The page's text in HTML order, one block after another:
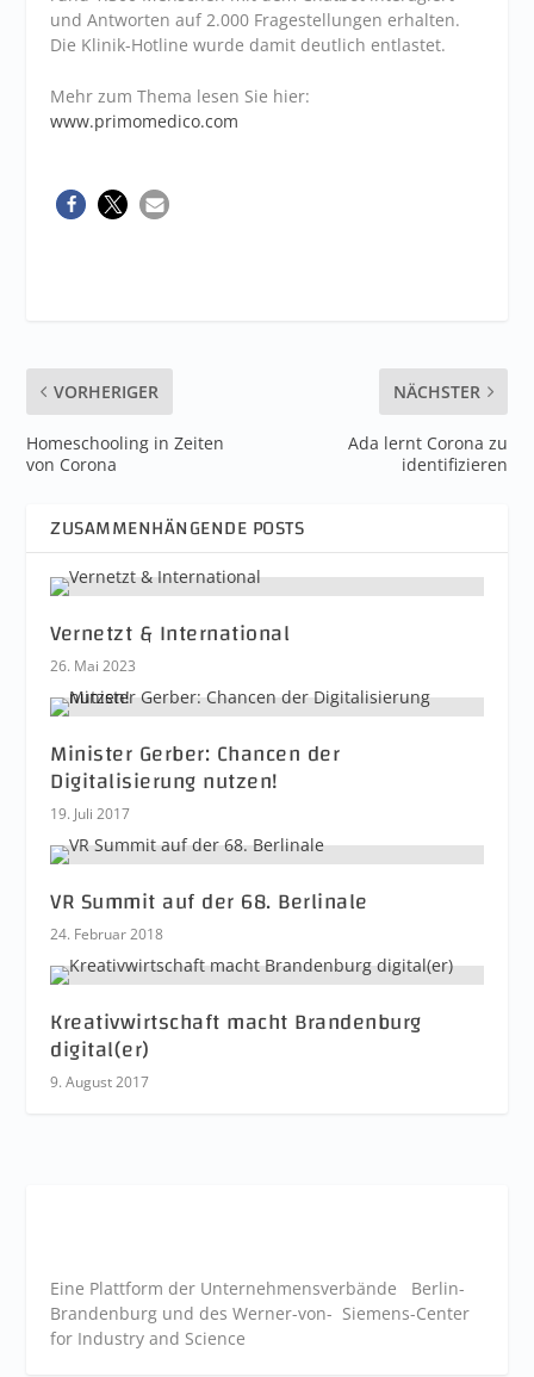
und Antworten auf 2.000 Fragestellungen erhalten.
Die Klinik-Hotline wurde damit deutlich entlastet.
Mehr zum Thema lesen Sie hier:
www.primomedico.com
VORHERIGER
Homeschooling in Zeiten
von Corona
NÄCHSTER
Ada lernt Corona zu
identifizieren
ZUSAMMENHÄNGENDE POSTS
Vernetzt & International
26. Mai 2023
Minister Gerber: Chancen der
Digitalisierung nutzen!
19. Juli 2017
VR Summit auf der 68. Berlinale
24. Februar 2018
Kreativwirtschaft macht Brandenburg
digital(er)
9. August 2017
Eine Plattform der Unternehmensverbände Berlin-
Brandenburg und des Werner-von- Siemens-Center
for Industry and Science